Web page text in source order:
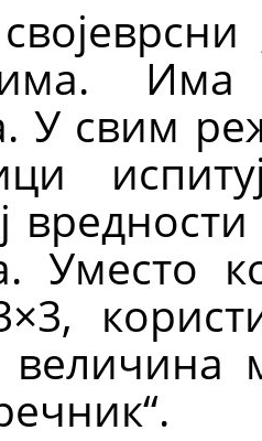
У свим
Уместо
величина